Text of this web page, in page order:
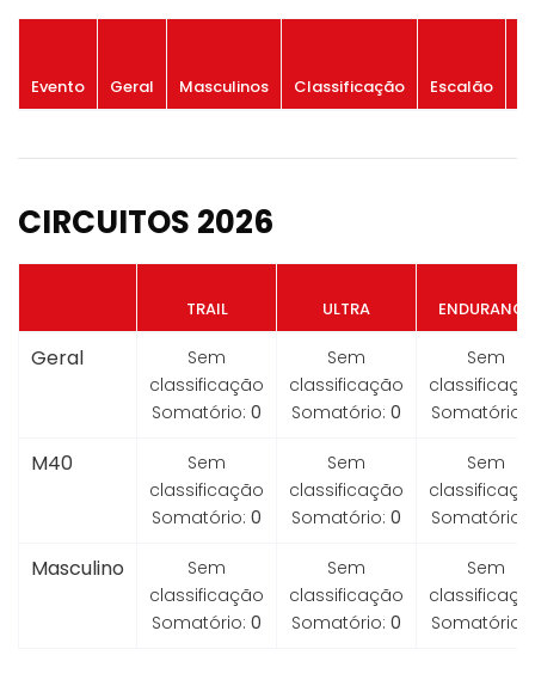
Evento Geral Masculinos Classificação Escalão
CIRCUITOS 2026
TRAIL ULTRA ENDURANCE
Geral
Sem
classificação
Somatório: 0
Sem
classificação
Somatório: 0
Sem
Somatório:
M40
Sem
classificação
Somatório: 0
Sem
classificação
Somatório: 0
Sem
Somatório:
Masculino
Sem
classificação
Somatório: 0
Sem
classificação
Somatório: 0
Sem
Somatório: